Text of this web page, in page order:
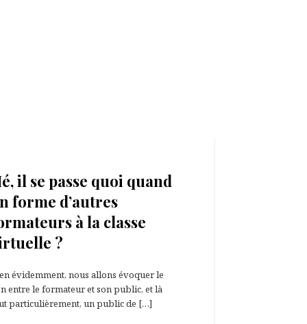
il se passe quoi quand
forme d’autres
à la classe
?
évidemment, nous allons évoquer le
entre le formateur et son public, et là
particulièrement, un public de […]